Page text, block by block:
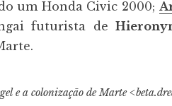
um Honda Civic 2000;
futurista de
e a colonização de Marte